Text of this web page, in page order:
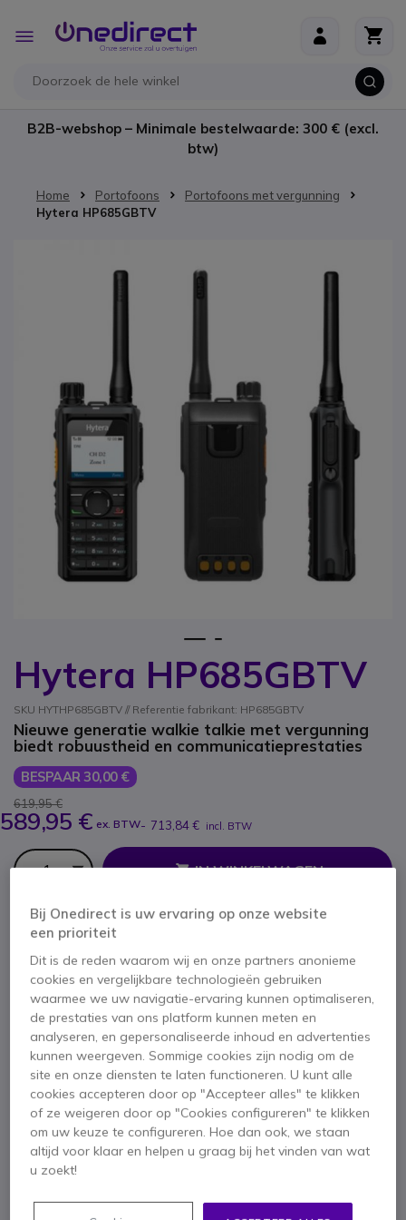
Toggle
Nav
B2B-webshop – Minimale bestelwaarde: 300 € (excl.
btw)
Home Portofoons
Portofoons met vergunning
Hytera HP685GBTV
Hytera HP685GBTV
SKU HYTHP685GBTV // Referentie fabrikant: HP685GBTV
Nieuwe generatie walkie talkie met vergunning
biedt robuustheid en communicatieprestaties
BESPAAR 30,00 €
619,95 €
589,95 € ex. BTW- 713,84 € incl. BTW
Aantal
IN WINKELWAGEN
OFFERTE BINNEN 4 UUR
Niet op voorraad
1 jaarFabrieksgarantie
Belangrijkste kenmerken
Professionele walkie-talkie met vergunning
VHF-frequentieband: 136-174 MHz
Ondersteunt analoge en digitale modus
Ga naar het begin van de afbeeldingen-gallerij
Bij Onedirect is uw ervaring op onze website
een prioriteit
Dit is de reden waarom wij en onze partners anonieme
cookies en vergelijkbare technologieën gebruiken
waarmee we uw navigatie-ervaring kunnen optimaliseren,
de prestaties van ons platform kunnen meten en
analyseren, en gepersonaliseerde inhoud en advertenties
kunnen weergeven. Sommige cookies zijn nodig om de
site en onze diensten te laten functioneren. U kunt alle
cookies accepteren door op "Accepteer alles" te klikken
of ze weigeren door op "Cookies configureren" te klikken
om uw keuze te configureren. Hoe dan ook, we staan
altijd voor klaar en helpen u graag bij het vinden van wat
u zoekt!